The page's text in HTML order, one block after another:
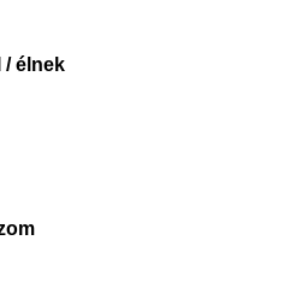
/ élnek